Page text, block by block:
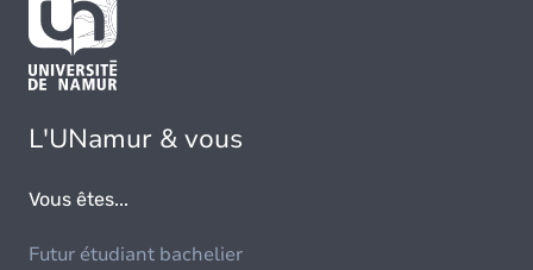
L'UNamur & vous
Vous êtes...
Futur étudiant bachelier